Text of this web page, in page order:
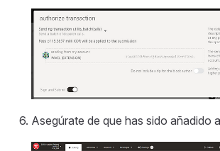
Asegúrate de que has sido añadido